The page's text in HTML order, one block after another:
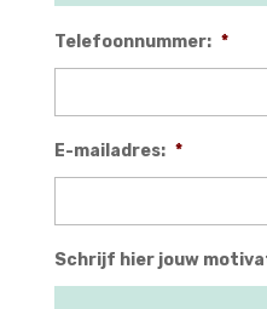
Telefoonnummer: *
E-mailadres: *
Schrijf hier jouw